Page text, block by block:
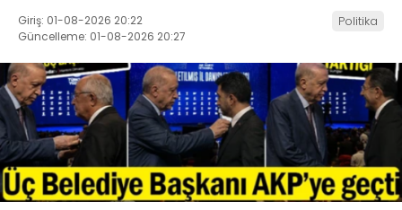
Giriş: 01-08-2026 20:22
Güncelleme: 01-08-2026 20:27
Politika